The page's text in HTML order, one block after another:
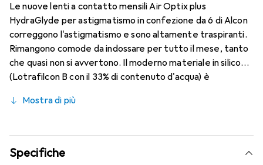
Le nuove lenti a contatto mensili Air Optix plus
HydraGlyde per astigmatismo in confezione da 6 di Alcon
correggono l'astigmatismo e sono altamente traspiranti.
Rimangono comode da indossare per tutto il mese, tanto
che quasi non si avvertono. Il moderno materiale in silicone
(Lotrafilcon B con il 33% di contenuto d'acqua) è
la nota tecnologia SmartShield, garantendo le migliori
duraturo e senza interruzioni per tutto il giorno con le
lenti mensili.
Mostra di più
Specifiche